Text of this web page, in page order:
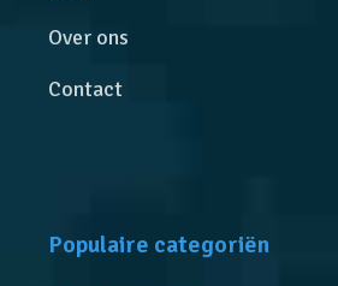
Over ons
Contact
Populaire categoriën